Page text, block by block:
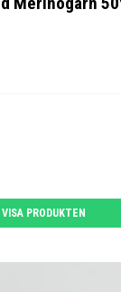
VISA PRODUKTEN